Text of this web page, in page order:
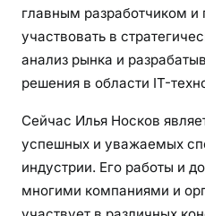
главным разработчиком
участвовать в
анализ рынка и
решения в области IT-
Сейчас Илья Носков
успешных и уважаемых
индустрии. Его работы и
многими компаниями и